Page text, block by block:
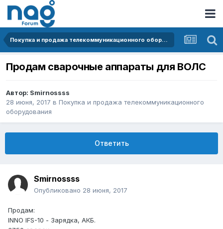
Покупка и продажа телекоммуникационного оборудования
Продам сварочные аппараты для ВОЛС
Автор: Smirnossss
28 июня, 2017 в Покупка и продажа телекоммуникационного
оборудования
Ответить
Smirnossss
Опубликовано 28 июня, 2017
Продам:
INNO IFS-10 - Зарядка, АКБ.